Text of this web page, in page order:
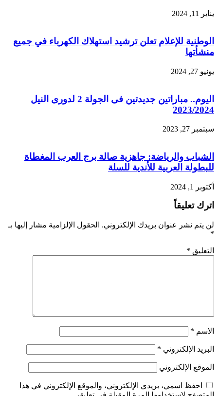
يناير 11, 2024
الوطنية للإعلام تعلن ترشيد استهلاك الكهرباء في جميع
منشأتها
يونيو 27, 2024
اليوم.. مباراتين جديدتين فى الجولة 2 لدورى النيل
2023/2024
سبتمبر 27, 2023
الشباب والرياضة: جاهزية صالة برج العرب المغطاة
للبطولة العربية للأندية للسلة
أكتوبر 1, 2024
اترك تعليقاً
لن يتم نشر عنوان بريدك الإلكتروني. الحقول الإلزامية مشار إليها بـ
*
التعليق *
الاسم *
البريد الإلكتروني *
الموقع الإلكتروني
احفظ اسمي، بريدي الإلكتروني، والموقع الإلكتروني في هذا